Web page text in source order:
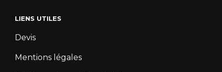
LIENS UTILES
Devis
Mentions légales